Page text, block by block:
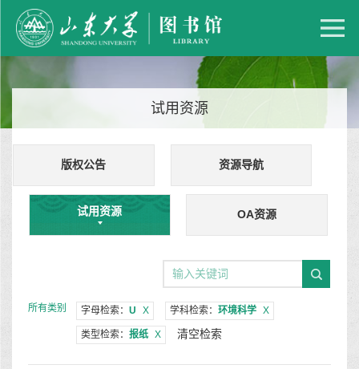
试用资源
版权公告 资源导航
试用资源 OA资源
所有类别 字母检索： U X 学科检索： 环境科学 X
类型检索： 报纸 X 清空检索